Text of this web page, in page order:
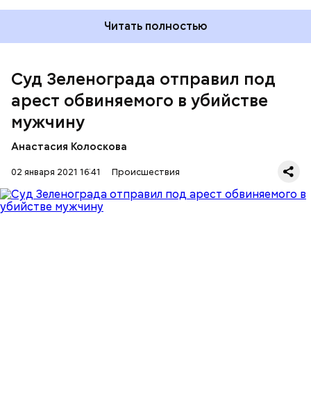
Читать полностью
Суд Зеленограда отправил под
арест обвиняемого в убийстве
мужчину
Анастасия Колоскова
02 января 2021 16:41 Происшествия
Расследование уголовного дела продолжается.